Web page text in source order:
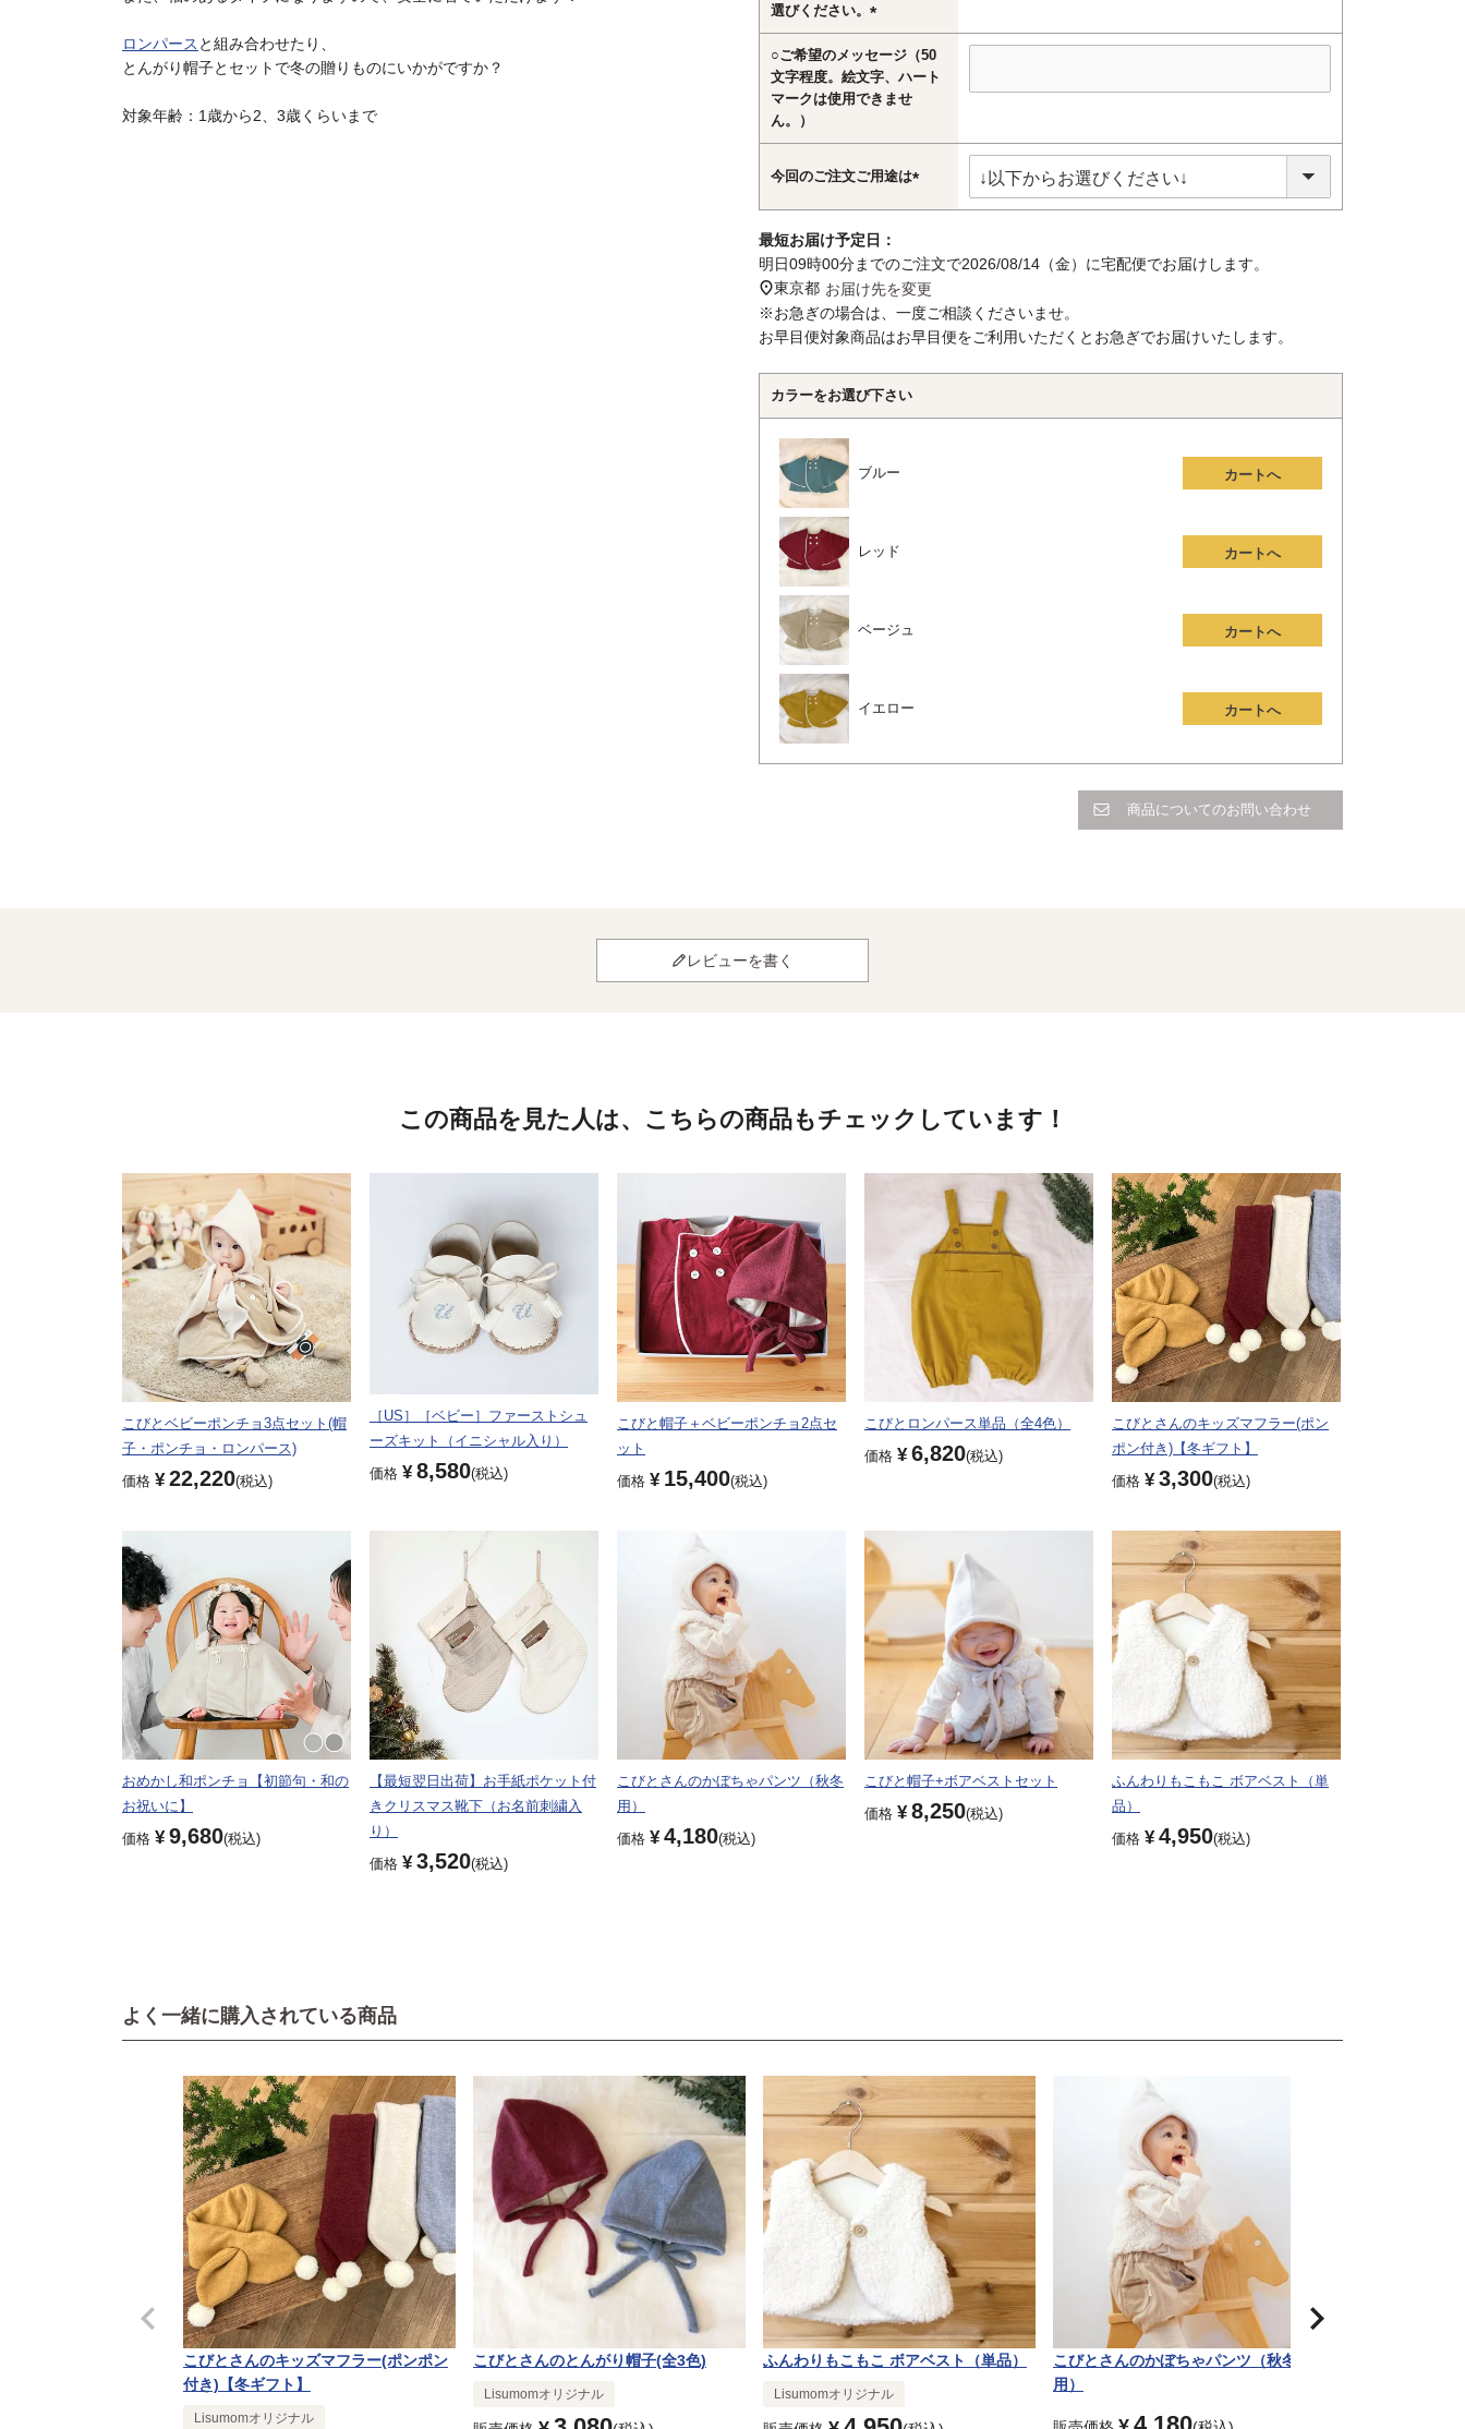
ロンパース と組み合わせたり、
とんがり帽子とセットで冬の贈りものにいかがですか？
対象年齢：1歳から2、3歳くらいまで
選びください。
(必
須)
○ご希望のメッセージ（50
文字程度。絵文字、ハート
マークは使用できませ
ん。）
今回のご注文ご用途は
最短お届け予定日：
明日09時00分までのご注文で2026/08/14（金） に宅配便でお届けします。
東京都 お届け先を変更
※お急ぎの場合は、一度ご相談くださいませ。
お早目便対象商品はお早目便をご利用いただくとお急ぎでお届けいたします。
カラーをお選び下さい
ブルー カートへ
レッド カートへ
ベージュ カートへ
イエロー カートへ
商品についてのお問い合わせ
レビューを書く
この商品を見た人は、 こちらの商品もチェックしています！
こびとベビーポンチョ3点セット(帽
子・ポンチョ・ロンパース)
価格 ¥ 22,220 税込
［US］［ベビー］ファーストシュ
ーズキット（イニシャル入り）
価格 ¥ 8,580 税込
こびと帽子＋ベビーポンチョ2点セ
ット
価格 ¥ 15,400 税込
こびとロンパース単品（全4色）
価格 ¥ 6,820 税込
こびとさんのキッズマフラー(ポン
ポン付き)【冬ギフト】
価格 ¥ 3,300 税込
おめかし和ポンチョ【初節句・和の
お祝いに】
価格 ¥ 9,680 税込
【最短翌日出荷】お手紙ポケット付
きクリスマス靴下（お名前刺繍入
り）
価格 ¥ 3,520 税込
こびとさんのかぼちゃパンツ（秋冬
用）
価格 ¥ 4,180 税込
こびと帽子+ボアベストセット
価格 ¥ 8,250 税込
ふんわりもこもこ ボアベスト（単
品）
価格 ¥ 4,950 税込
よく一緒に購入されている商品
こびとさんのキッズマフラー(ポンポン
付き)【冬ギフト】
Lisumomオリジナル
こびとさんのとんがり帽子(全3色)
Lisumomオリジナル
ふんわりもこもこ ボアベスト（単品）
Lisumomオリジナル
こびとさんのかぼちゃパンツ（秋冬
用）